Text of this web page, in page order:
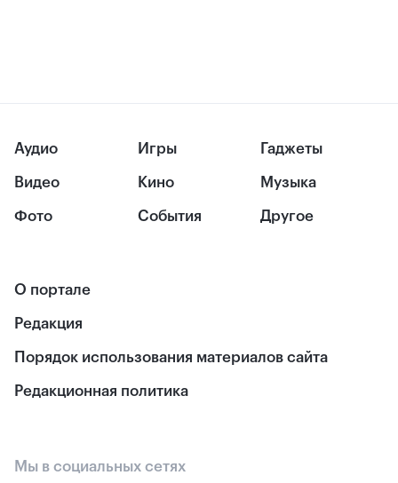
Аудио
Видео
Фото
Игры
Кино
События
Гаджеты
Музыка
Другое
О портале
Редакция
Порядок использования материалов сайта
Редакционная политика
Мы в социальных сетях